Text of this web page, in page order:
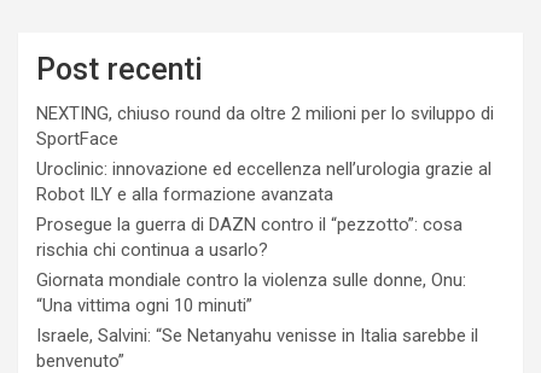
Post recenti
NEXTING, chiuso round da oltre 2 milioni per lo sviluppo di
SportFace
Uroclinic: innovazione ed eccellenza nell’urologia grazie al
Robot ILY e alla formazione avanzata
Prosegue la guerra di DAZN contro il “pezzotto”: cosa
rischia chi continua a usarlo?
Giornata mondiale contro la violenza sulle donne, Onu:
“Una vittima ogni 10 minuti”
Israele, Salvini: “Se Netanyahu venisse in Italia sarebbe il
benvenuto”